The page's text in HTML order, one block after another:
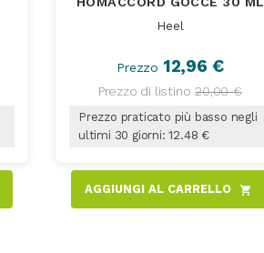
Heel
Prezzo 12,96 €
Prezzo di listino 20,00 €
Prezzo praticato più basso negli
ultimi 30 giorni: 12.48 €
AGGIUNGI AL CARRELLO shopping_cart